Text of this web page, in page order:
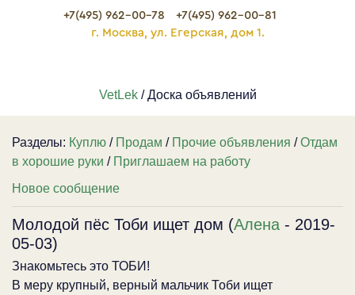
+7(495) 962-00-78
+7(495) 962-00-81
г. Москва, ул. Егерская, дом 1.
VetLek/ Доска объявлений
Разделы: Куплю / Продам / Прочие объявления /Отдам
в хорошие руки / Приглашаем на работу
Новое сообщение
Молодой пёс Тоби ищет дом (Алена - 2019-
05-03)
Знакомьтесь это ТОБИ!
В меру крупный, верный мальчик Тоби ищет